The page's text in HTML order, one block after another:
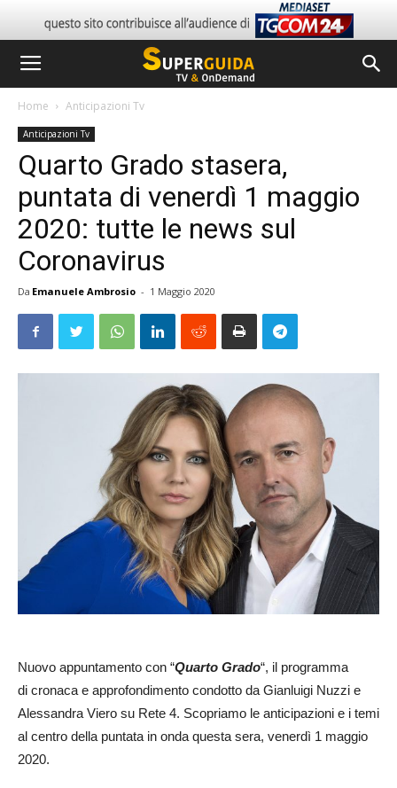
Home Anticipazioni Tv
Anticipazioni Tv
Quarto Grado stasera,
puntata di venerdì 1 maggio
2020: tutte le news sul
Coronavirus
Da Emanuele Ambrosio - 1 Maggio 2020
Nuovo appuntamento con “Quarto Grado“, il programma
di cronaca e approfondimento condotto da Gianluigi Nuzzi e
Alessandra Viero su Rete 4. Scopriamo le anticipazioni e i temi
al centro della puntata in onda questa sera, venerdì 1 maggio
2020.